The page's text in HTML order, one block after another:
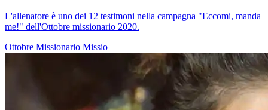
L'allenatore è uno dei 12 testimoni nella campagna "Eccomi, manda
me!" dell'Ottobre missionario 2020.
Ottobre Missionario Missio